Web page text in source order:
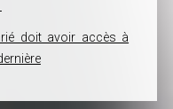
doit avoir accès à